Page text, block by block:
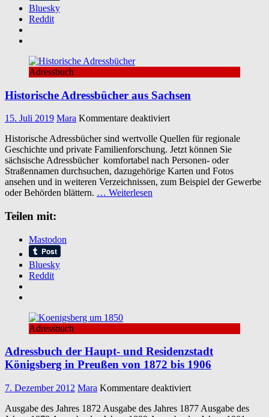
Bluesky
Reddit
Adressbuch
Historische Adressbücher aus Sachsen
15. Juli 2019 Mara Kommentare deaktiviertfür
Adressbücher
aus
Sachsen
Historische Adressbücher sind wertvolle Quellen für regionale
Geschichte und private Familienforschung. Jetzt können Sie
sächsische Adressbücher komfortabel nach Personen- oder
Straßennamen durchsuchen, dazugehörige Karten und Fotos
ansehen und in weiteren Verzeichnissen, zum Beispiel der Gewerbe
oder Behörden blättern. … Weiterlesen
Teilen mit:
Mastodon
Bluesky
Reddit
Adressbuch
Adressbuch der Haupt- und Residenzstadt
Königsberg in Preußen von 1872 bis 1906
7. Dezember 2012 Mara Kommentare deaktiviertfür
der
Ausgabe des Jahres 1872 Ausgabe des Jahres 1877 Ausgabe des